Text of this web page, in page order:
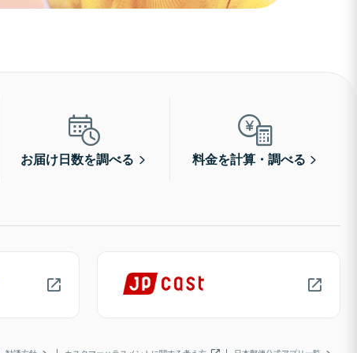
お届け日数を調べる 料金を計算・調べる